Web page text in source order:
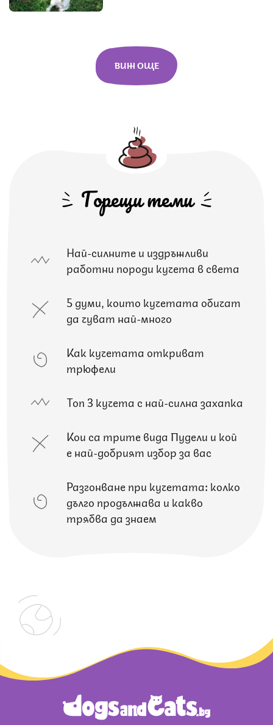
ВИЖ ОЩЕ
Горещи теми
Най-силните и издръжливи
работни породи кучета в света
5 думи, които кучетата обичат
да чуват най-много
Как кучетата откриват
трюфели
Топ 3 кучета с най-силна захапка
Кои са трите вида Пудели и кой
е най-добрият избор за вас
Разгонване при кучетата: колко
дълго продължава и какво
трябва да знаем